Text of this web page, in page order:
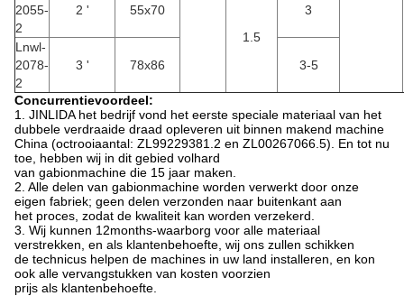
2055-
2
2 '
55x70
1.5
3
Lnwl-
2078-
2
3 ' 78x86 3-5
Concurrentievoordeel:
1. JINLIDA het bedrijf vond het eerste speciale materiaal van het
dubbele verdraaide draad opleveren uit binnen makend machine
China (octrooiaantal: ZL99229381.2 en ZL00267066.5). En tot nu
toe, hebben wij in dit gebied volhard
van gabionmachine die 15 jaar maken.
2. Alle delen van gabionmachine worden verwerkt door onze
eigen fabriek; geen delen verzonden naar buitenkant aan
het proces, zodat de kwaliteit kan worden verzekerd.
3. Wij kunnen 12months-waarborg voor alle materiaal
verstrekken, en als klantenbehoefte, wij ons zullen schikken
de technicus helpen de machines in uw land installeren, en kon
ook alle vervangstukken van kosten voorzien
prijs als klantenbehoefte.